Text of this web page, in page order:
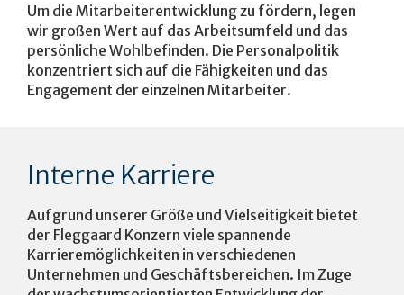
Um die Mitarbeiterentwicklung zu fördern, legen
wir großen Wert auf das Arbeitsumfeld und das
persönliche Wohlbefinden. Die Personalpolitik
konzentriert sich auf die Fähigkeiten und das
Engagement der einzelnen Mitarbeiter.
Interne Karriere
Aufgrund unserer Größe und Vielseitigkeit bietet
der Fleggaard Konzern viele spannende
Karrieremöglichkeiten in verschiedenen
Unternehmen und Geschäftsbereichen. Im Zuge